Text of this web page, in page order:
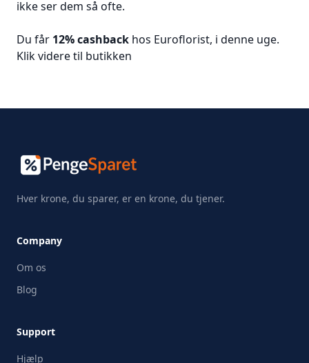
ikke ser dem så ofte.
Du får 12% cashback hos Euroflorist, i denne uge.
Klik videre til butikken
Hver krone, du sparer, er en krone, du tjener.
Company
Om os
Blog
Support
Hjælp